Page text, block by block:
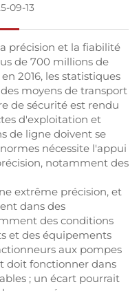
09-13
précision et la fiabilité
de 700 millions de
2016, les statistiques
moyens de transport
de sécurité est rendu
d'exploitation et
de ligne doivent se
nécessite l'appui
notamment des
extrême précision, et
dans des
des conditions
et des équipements
aux pompes
doit fonctionner dans
; un écart pourrait